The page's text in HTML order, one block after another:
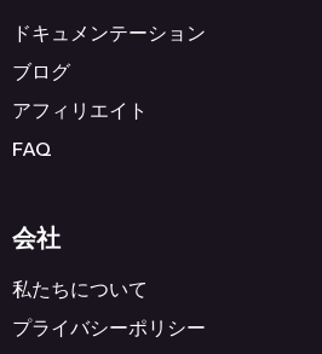
ドキュメンテーション
ブログ
アフィリエイト
FAQ
会社
私たちについて
プライバシーポリシー